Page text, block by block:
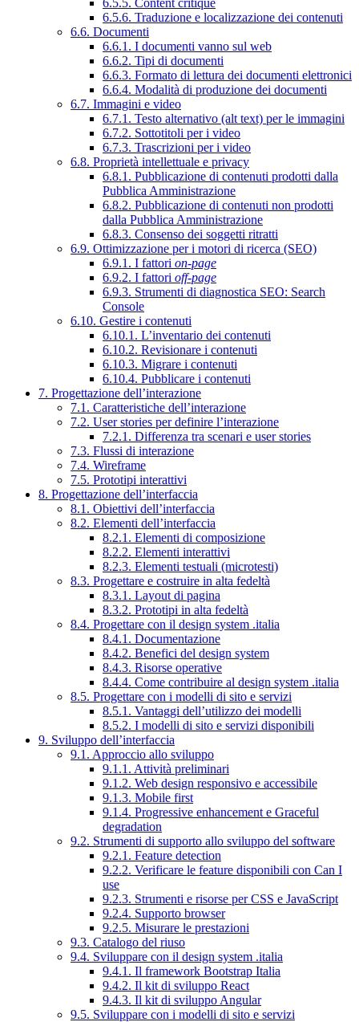
6.5.6. Traduzione e localizzazione dei contenuti
6.6. Documenti
6.6.1. I documenti vanno sul web
6.6.2. Tipi di documenti
6.6.3. Formato di lettura dei documenti elettronici
6.6.4. Modalità di produzione dei documenti
6.7. Immagini e video
6.7.1. Testo alternativo (alt text) per le immagini
6.7.2. Sottotitoli per i video
6.7.3. Trascrizioni per i video
6.8. Proprietà intellettuale e privacy
6.8.1. Pubblicazione di contenuti prodotti dalla
Pubblica Amministrazione
6.8.2. Pubblicazione di contenuti non prodotti
dalla Pubblica Amministrazione
6.8.3. Consenso dei soggetti ritratti
6.9. Ottimizzazione per i motori di ricerca (SEO)
6.9.1. I fattori on-page
6.9.2. I fattori off-page
6.9.3. Strumenti di diagnostica SEO: Search
Console
6.10. Gestire i contenuti
6.10.1. L’inventario dei contenuti
6.10.2. Revisionare i contenuti
6.10.3. Migrare i contenuti
6.10.4. Pubblicare i contenuti
7. Progettazione dell’interazione
7.1. Caratteristiche dell’interazione
7.2. User stories per definire l’interazione
7.2.1. Differenza tra scenari e user stories
7.3. Flussi di interazione
7.4. Wireframe
7.5. Prototipi interattivi
8. Progettazione dell’interfaccia
8.1. Obiettivi dell’interfaccia
8.2. Elementi dell’interfaccia
8.2.1. Elementi di composizione
8.2.2. Elementi interattivi
8.2.3. Elementi testuali (microtesti)
8.3. Progettare e costruire in alta fedeltà
8.3.1. Layout di pagina
8.3.2. Prototipi in alta fedeltà
8.4. Progettare con il design system .italia
8.4.1. Documentazione
8.4.2. Benefici del design system
8.4.3. Risorse operative
8.4.4. Come contribuire al design system .italia
8.5. Progettare con i modelli di sito e servizi
8.5.1. Vantaggi dell’utilizzo dei modelli
8.5.2. I modelli di sito e servizi disponibili
9. Sviluppo dell’interfaccia
9.1. Approccio allo sviluppo
9.1.1. Attività preliminari
9.1.2. Web design responsivo e accessibile
9.1.3. Mobile first
9.1.4. Progressive enhancement e Graceful
degradation
9.2. Strumenti di supporto allo sviluppo del software
9.2.1. Feature detection
9.2.2. Verificare le feature disponibili con Can I
use
9.2.3. Strumenti e risorse per CSS e JavaScript
9.2.4. Supporto browser
9.2.5. Misurare le prestazioni
9.3. Catalogo del riuso
9.4. Sviluppare con il design system .italia
9.4.1. Il framework Bootstrap Italia
9.4.2. Il kit di sviluppo React
9.4.3. Il kit di sviluppo Angular
9.5. Sviluppare con i modelli di sito e servizi